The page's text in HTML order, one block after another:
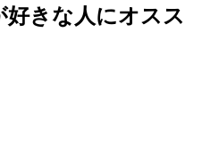
きな人にオスス